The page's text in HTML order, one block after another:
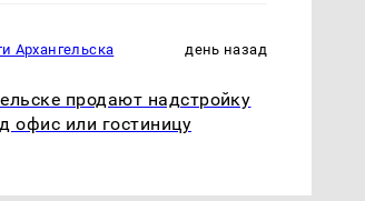
Архангельска день назад
продают надстройку
офис или гостиницу